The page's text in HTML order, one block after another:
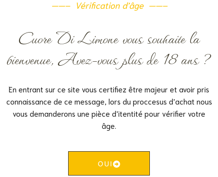
Soirée découverte /
39CHF
VEN
——– Vérification d’âge ——–
Cuore Di Limone vous souhaite la
bienvenue, Avez-vous plus de 18 ans ?
En entrant sur ce site vous certifiez être majeur et avoir pris
connaissance de ce message, lors du proccesus d’achat nous
vous demanderons une pièce d’itentité pour vérifier votre
âge.
OUI